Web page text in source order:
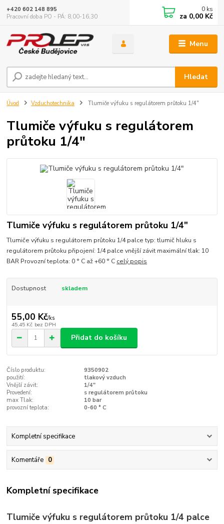
Menu
Hledat
+420 602 148 895
Pracovní doba PO - PÁ: 8,00-16,30
0 ks
za 0,00 Kč
Úvod Vzduchotechnika Tlumiče výfuku s regulátorem průtoku 1/4"
Tlumiče výfuku s regulátorem
průtoku 1/4"
Tlumiče výfuku s regulátorem průtoku 1/4"
Tlumiče výfuku s regulátorem průtoku 1/4 palce typ: tlumič hluku s
regulátorem průtoku připojení: 1/4 palce vnější závit maximální tlak: 10
BAR Provozní teplota: 0 ° C až +60 ° C celý popis
Dostupnost skladem
55,00 Kč/ks
45,45 Kč bez DPH
Přidat do košíku
Číslo produktu:
9350902
použití:
tlakový vzduch
Vnější závit:
1/4"
Provedení:
s regulátorem průtoku
max Tlak:
10 bar
provozní teplota:
0-60 ° C
Kompletní specifikace
Komentáře 0
Kompletní specifikace
Tlumiče výfuku s regulátorem průtoku 1/4 palce